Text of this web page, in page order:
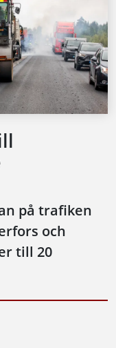
på trafiken
och
till 20